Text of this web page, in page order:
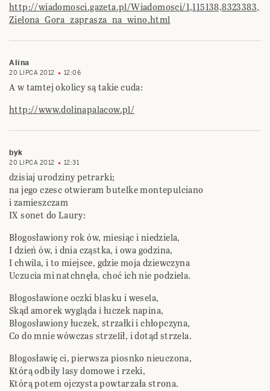
http://wiadomosci.gazeta.pl/Wiadomosci/1,115138,8323383,
Zielona_Gora_zaprasza_na_wino.html
Alina
20 LIPCA 2012 12:06
A w tamtej okolicy są takie cuda:
http://www.dolinapalacow.pl/
byk
20 LIPCA 2012 12:31
dzisiaj urodziny petrarki;
na jego czesc otwieram butelke montepulciano
i zamieszczam
IX sonet do Laury:
Błogosławiony rok ów, miesiąc i niedziela,
I dzień ów, i dnia cząstka, i owa godzina,
I chwila, i to miejsce, gdzie moja dziewczyna
Uczucia mi natchnęła, choć ich nie podziela.
Błogosławione oczki blasku i wesela,
Skąd amorek wygląda i łuczek napina,
Błogosławiony łuczek, strzałki i chłopczyna,
Co do mnie wówczas strzelił, i dotąd strzela.
Błogosławię ci, pierwsza piosnko nieuczona,
Którą odbiły lasy domowe i rzeki,
Którą potem ojczysta powtarzała strona.